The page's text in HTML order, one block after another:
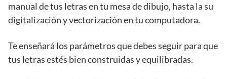
manual de tus letras en tu mesa de dibujo, hasta la su
digitalización y vectorización en tu computadora.
Te enseñará los parámetros que debes seguir para que
tus letras estés bien construidas y equilibradas.